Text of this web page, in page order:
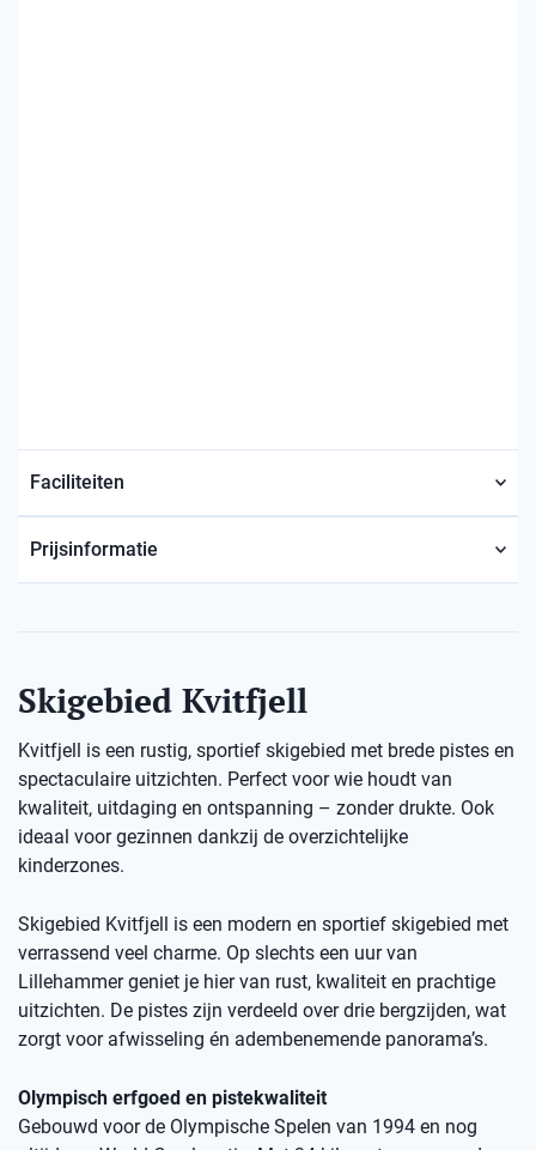
Faciliteiten
Prijsinformatie
Skigebied Kvitfjell
Kvitfjell is een rustig, sportief skigebied met brede pistes en
spectaculaire uitzichten. Perfect voor wie houdt van
kwaliteit, uitdaging en ontspanning – zonder drukte. Ook
ideaal voor gezinnen dankzij de overzichtelijke
kinderzones.
Skigebied Kvitfjell is een modern en sportief skigebied met
verrassend veel charme. Op slechts een uur van
Lillehammer geniet je hier van rust, kwaliteit en prachtige
uitzichten. De pistes zijn verdeeld over drie bergzijden, wat
zorgt voor afwisseling én adembenemende panorama’s.
Olympisch erfgoed en pistekwaliteit
Gebouwd voor de Olympische Spelen van 1994 en nog